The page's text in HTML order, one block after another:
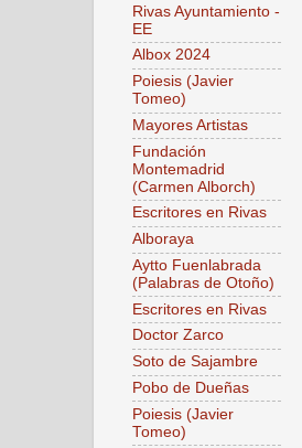
Rivas Ayuntamiento -
EE
Albox 2024
Poiesis (Javier
Tomeo)
Mayores Artistas
Fundación
Montemadrid
(Carmen Alborch)
Escritores en Rivas
Alboraya
Aytto Fuenlabrada
(Palabras de Otoño)
Escritores en Rivas
Doctor Zarco
Soto de Sajambre
Pobo de Dueñas
Poiesis (Javier
Tomeo)